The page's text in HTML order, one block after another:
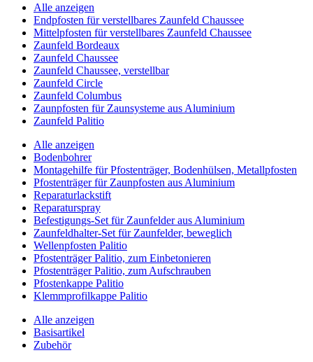
Alle anzeigen
Endpfosten für verstellbares Zaunfeld Chaussee
Mittelpfosten für verstellbares Zaunfeld Chaussee
Zaunfeld Bordeaux
Zaunfeld Chaussee
Zaunfeld Chaussee, verstellbar
Zaunfeld Circle
Zaunfeld Columbus
Zaunpfosten für Zaunsysteme aus Aluminium
Zaunfeld Palitio
Alle anzeigen
Bodenbohrer
Montagehilfe für Pfostenträger, Bodenhülsen, Metallpfosten
Pfostenträger für Zaunpfosten aus Aluminium
Reparaturlackstift
Reparaturspray
Befestigungs-Set für Zaunfelder aus Aluminium
Zaunfeldhalter-Set für Zaunfelder, beweglich
Wellenpfosten Palitio
Pfostenträger Palitio, zum Einbetonieren
Pfostenträger Palitio, zum Aufschrauben
Pfostenkappe Palitio
Klemmprofilkappe Palitio
Alle anzeigen
Basisartikel
Zubehör